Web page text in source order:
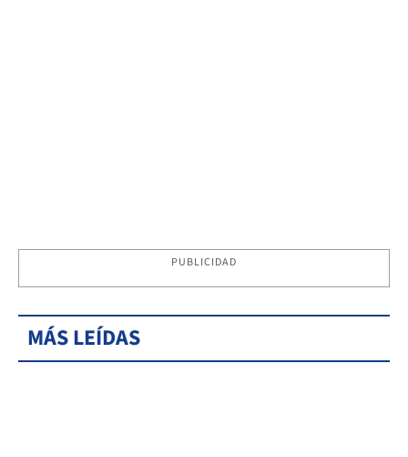
PUBLICIDAD
MÁS LEÍDAS